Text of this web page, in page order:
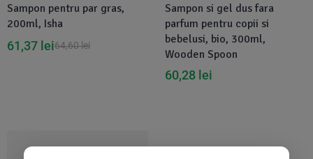
Sampon pentru par gras,
200ml, Isha
64,60lei
61,37 lei
Sampon si gel dus fara
parfum pentru copii si
bebelusi, bio, 300ml,
Wooden Spoon
60,28 lei
-20% Disponibil in 1-2 zile